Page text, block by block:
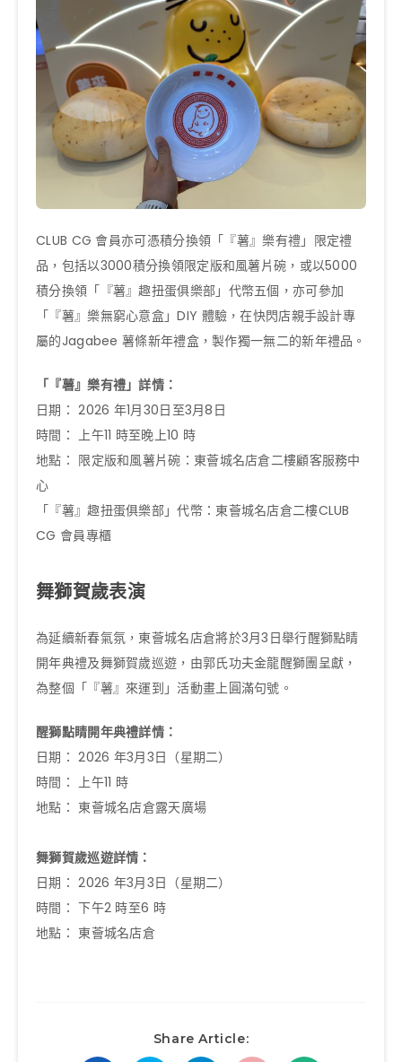
CLUB CG 會員亦可憑積分換領「『薯』樂有禮」限定禮
品，包括以3000積分換領限定版和風薯片碗，或以5000
積分換領「『薯』趣扭蛋俱樂部」代幣五個，亦可參加
「『薯』樂無窮心意盒」DIY 體驗，在快閃店親手設計專
屬的Jagabee 薯條新年禮盒，製作獨一無二的新年禮品。
「『薯』樂有禮」詳情：
日期： 2026 年1月30日至3月8日
時間： 上午11 時至晚上10 時
地點： 限定版和風薯片碗：東薈城名店倉二樓顧客服務中
心
「『薯』趣扭蛋俱樂部」代幣：東薈城名店倉二樓CLUB
CG 會員專櫃
舞獅賀歲表演
為延續新春氣氛，東薈城名店倉將於3月3日舉行醒獅點睛
開年典禮及舞獅賀歲巡遊，由郭氏功夫金龍醒獅團呈獻，
為整個「『薯』來運到」活動畫上圓滿句號。
醒獅點睛開年典禮詳情：
日期： 2026 年3月3日（星期二）
時間： 上午11 時
地點： 東薈城名店倉露天廣場
舞獅賀歲巡遊詳情：
日期： 2026 年3月3日（星期二）
時間： 下午2 時至6 時
地點： 東薈城名店倉
Share Article: